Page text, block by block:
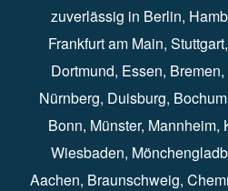
zuverlässig in Berlin⁠,
Frankfurt am Main⁠, Stuttgart⁠,
Dortmund⁠, Essen⁠, Bremen⁠,
Nürnberg⁠, Duisburg⁠⁠, Bochum
Bonn⁠⁠, Münster⁠⁠, Mannheim⁠,
Wiesbaden⁠⁠,
Aachen⁠⁠, Braunschweig⁠,